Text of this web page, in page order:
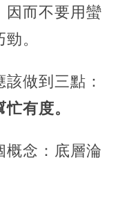
因而不要用蠻
。
做到三點：
有度。
概念：底層淪